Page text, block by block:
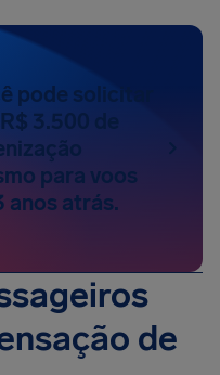
pode solicitar
3.500 de
para voos
anos atrás.
de